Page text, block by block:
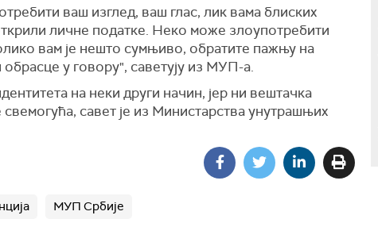
ваш изглед, ваш глас, лик вама блиских
личне податке. Неко може злоупотребити
вам је нешто сумњиво, обратите пажњу на
у говору", саветују из МУП-а.
на неки други начин, јер ни вештачка
свемогућа, савет је из Министарства унутрашњих
МУП Србије